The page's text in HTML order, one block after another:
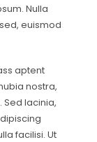
Nulla
euismod
aptent
nostra,
lacinia,
facilisi. Ut